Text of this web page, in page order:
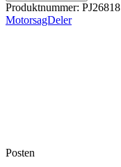
Produktnummer: PJ26818
MotorsagDeler
Posten